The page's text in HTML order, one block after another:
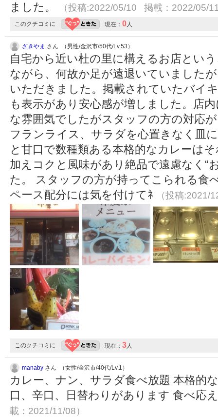
ました。
（投稿:2022/05/10 掲載：2022/05/
このクチコミに 現在： 0人
ざきやま さん （男性/金沢市/50代/Lv.53）
自宅から近い杜の里に構えるお店とい
ながら、何故か足が遠退いていました
いただきました。掲載されていたバイ
も表示があり安心感が増しました。店
な雰囲気でしたがスタッフの方の対応
フランライス、サラダを心置きなく皿
と甘口で数種類ある本格的なカレーは
加えコクと風味があり絶品で遠慮なく“
た。 スタッフの方が持ってこられる食
ペース配分には気を付けてﾈ
（投稿
このクチコミに 現在： 3人
manaby さん （女性/金沢市/40代/Lv.1）
カレー、ナン、サラダ食べ放題 本格的
口、辛口、日替わりがあります 食べ応
載：2021/11/08）